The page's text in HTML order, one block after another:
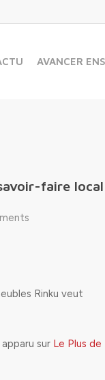
AVANCER
faire
Rinku veut
sur Le Plus de